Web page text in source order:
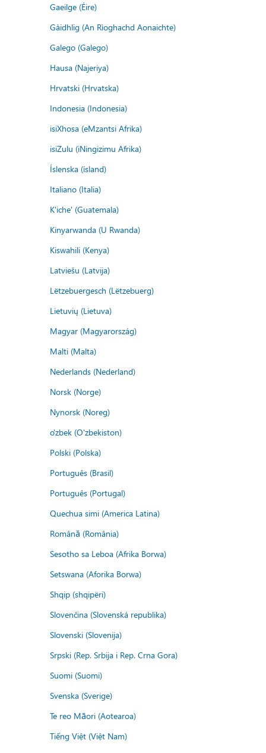
Gaeilge (Éire)
Gàidhlig (An Rìoghachd Aonaichte)
Galego (Galego)
Hausa (Najeriya)
Hrvatski (Hrvatska)
Indonesia (Indonesia)
isiXhosa (eMzantsi Afrika)
isiZulu (iNingizimu Afrika)
Íslenska (ísland)
Italiano (Italia)
K'iche' (Guatemala)
Kinyarwanda (U Rwanda)
Kiswahili (Kenya)
Latviešu (Latvija)
Lëtzebuergesch (Lëtzebuerg)
Lietuvių (Lietuva)
Magyar (Magyarország)
Malti (Malta)
Nederlands (Nederland)
Norsk (Norge)
Nynorsk (Noreg)
o'zbek (O'zbekiston)
Polski (Polska)
Português (Brasil)
Português (Portugal)
Quechua simi (America Latina)
Română (România)
Sesotho sa Leboa (Afrika Borwa)
Setswana (Aforika Borwa)
Shqip (shqipëri)
Slovenčina (Slovenská republika)
Slovenski (Slovenija)
Srpski (Rep. Srbija i Rep. Crna Gora)
Suomi (Suomi)
Svenska (Sverige)
Te reo Māori (Aotearoa)
Tiếng Việt (Việt Nam)